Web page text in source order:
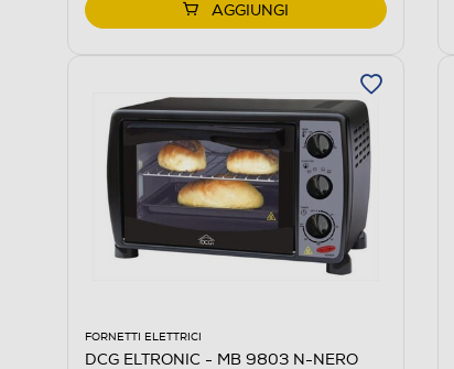
AGGIUNGI
FORNETTI ELETTRICI
DCG ELTRONIC - MB 9803 N-NERO